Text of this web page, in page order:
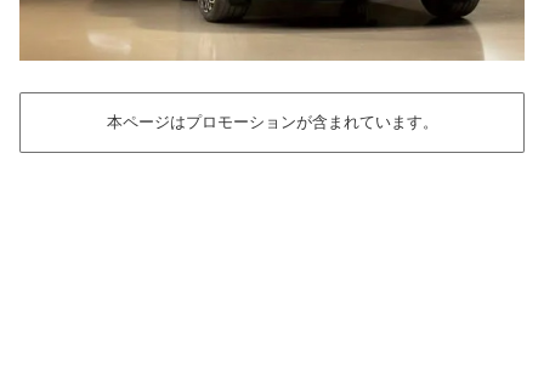
本ページはプロモーションが含まれています。